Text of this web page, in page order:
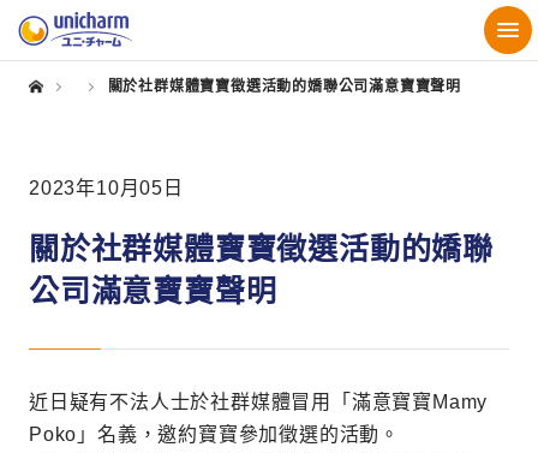
關於社群媒體寶寶徵選活動的嬌聯公司滿意寶寶聲明
2023年10月05日
關於社群媒體寶寶徵選活動的嬌聯
公司滿意寶寶聲明
近日疑有不法人士於社群媒體冒用「滿意寶寶Mamy
Poko」名義，邀約寶寶參加徵選的活動。